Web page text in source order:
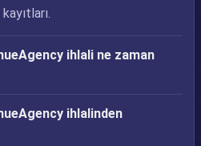
ihlali ne zaman
ihlalinden